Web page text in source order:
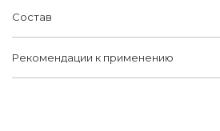
Состав
Рекомендации к применению